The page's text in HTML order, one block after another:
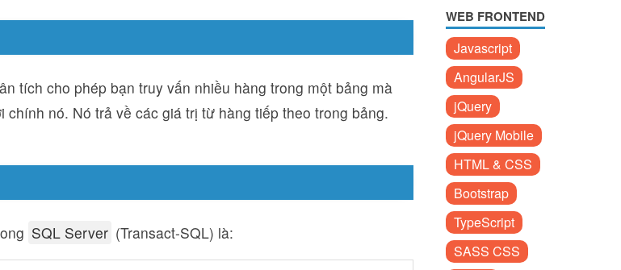
tích cho phép bạn truy vấn nhiều hàng trong một bảng mà
chính nó. Nó trả về các giá trị từ hàng tiếp theo trong bảng.
SQL Server (Transact-SQL) là:
WEB FRONTEND
Javascript
AngularJS
jQuery
jQuery Mobile
HTML & CSS
Bootstrap
TypeScript
SASS CSS